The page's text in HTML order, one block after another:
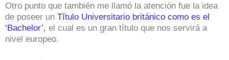
Otro punto que también me llamó la atención fue la idea
de poseer un Título Universitario británico como es el
‘Bachelor’, el cual es un gran título que nos servirá a
nivel europeo.